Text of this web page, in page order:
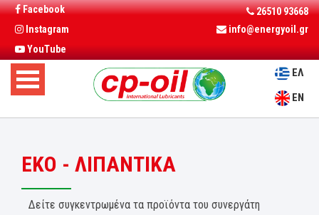
Facebook
Instagram
YouTube
26510 93668
info@energyoil.gr
ΕΛ
EN
EKO - ΛΙΠΑΝΤΙΚΑ
Δείτε συγκεντρωμένα τα προϊόντα του συνεργάτη